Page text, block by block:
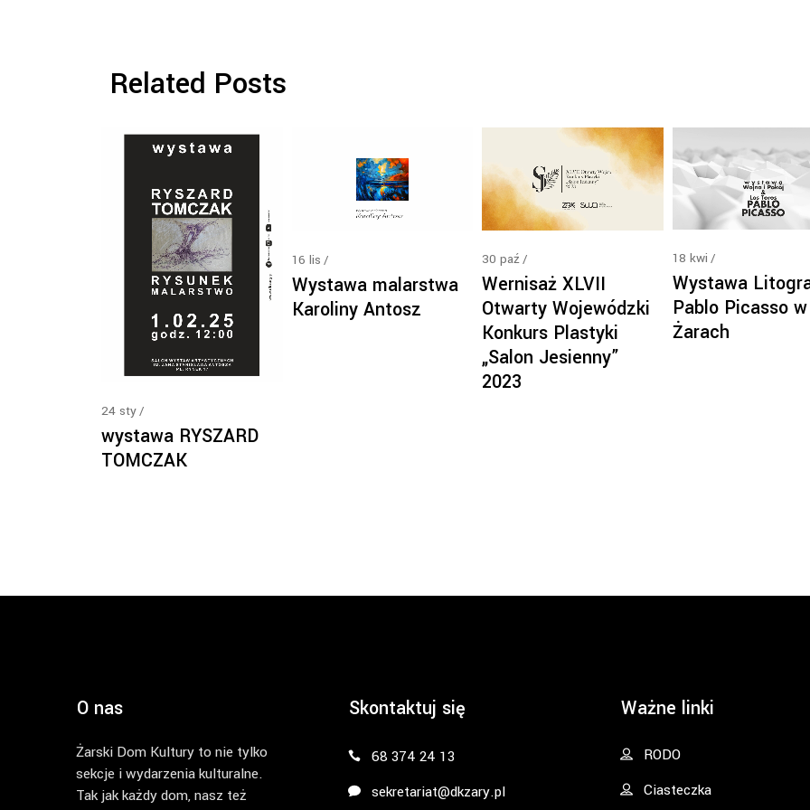
Related Posts
24 sty
wystawa RYSZARD
TOMCZAK
16 lis
Wystawa malarstwa
Karoliny Antosz
30 paź
Wernisaż XLVII
Otwarty Wojewódzki
Konkurs Plastyki
„Salon Jesienny”
2023
18 kwi
Wystawa
Pablo Picasso w
Żarach
O nas
Żarski Dom Kultury to nie tylko
sekcje i wydarzenia kulturalne.
Tak jak każdy dom, nasz też
Skontaktuj się
68 374 24 13
sekretariat@dkzary.pl
Ważne linki
RODO
Ciasteczka